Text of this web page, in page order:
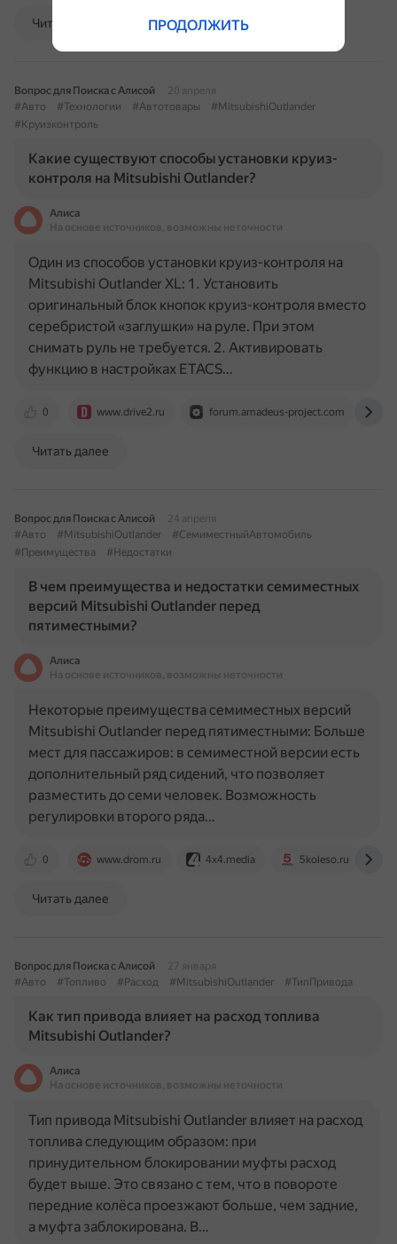
Читать далее
Вопрос для Поиска с Алисой
20 апреля
#Авто
#Технологии #Автотовары
#MitsubishiOutlander
#Круизконтроль
Какие существуют способы установки круиз-
контроля на Mitsubishi Outlander?
Алиса
На основе источников, возможны неточности
0 www.drive2.ru forum.amadeus-project.com
Один из способов установки круиз-контроля на
Mitsubishi Outlander XL: 1. Установить
оригинальный блок кнопок круиз-контроля вместо
серебристой «заглушки» на руле. При этом
снимать руль не требуется. 2. Активировать
функцию в настройках ETACS…
Читать далее
Вопрос для Поиска с Алисой
24 апреля
#Авто
#MitsubishiOutlander
#СемиместныйАвтомобиль
#Преимущества
#Недостатки
В чем преимущества и недостатки семиместных
версий Mitsubishi Outlander перед
пятиместными?
Алиса
На основе источников, возможны неточности
0 www.drom.ru 4x4.media 5koleso.ru
Некоторые преимущества семиместных версий
Mitsubishi Outlander перед пятиместными: Больше
мест для пассажиров: в семиместной версии есть
дополнительный ряд сидений, что позволяет
разместить до семи человек. Возможность
регулировки второго ряда…
Читать далее
Вопрос для Поиска с Алисой
27 января
#Авто
#Топливо #Расход #MitsubishiOutlander #ТипПривода
Как тип привода влияет на расход топлива
Mitsubishi Outlander?
Алиса
На основе источников, возможны неточности
Тип привода Mitsubishi Outlander влияет на расход
топлива следующим образом: при
принудительном блокировании муфты расход
будет выше. Это связано с тем, что в повороте
передние колёса проезжают больше, чем задние,
а муфта заблокирована. В…
ПРОДОЛЖИТЬ